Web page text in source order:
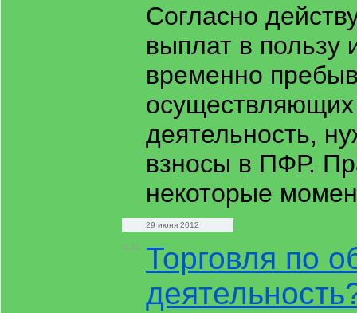
Согласно
выплат в пользу
временно
деятельность,
взносы в ПФР.
некоторые
29 июня 2012
11:21
Торговля по